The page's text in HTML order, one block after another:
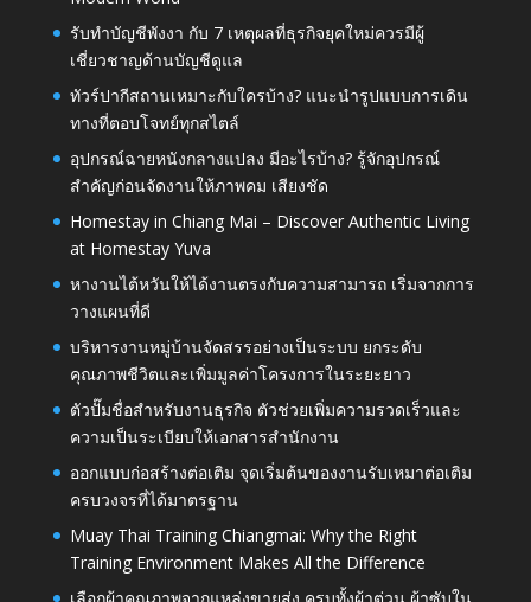
รับทำบัญชีพังงา กับ 7 เหตุผลที่ธุรกิจยุคใหม่ควรมีผู้
เชี่ยวชาญด้านบัญชีดูแล
ทัวร์ปากีสถานเหมาะกับใครบ้าง? แนะนำรูปแบบการเดิน
ทางที่ตอบโจทย์ทุกสไตล์
อุปกรณ์ฉายหนังกลางแปลง มีอะไรบ้าง? รู้จักอุปกรณ์
สำคัญก่อนจัดงานให้ภาพคม เสียงชัด
Homestay in Chiang Mai – Discover Authentic Living
at Homestay Yuva
หางานไต้หวันให้ได้งานตรงกับความสามารถ เริ่มจากการ
วางแผนที่ดี
บริหารงานหมู่บ้านจัดสรรอย่างเป็นระบบ ยกระดับ
คุณภาพชีวิตและเพิ่มมูลค่าโครงการในระยะยาว
ตัวปั๊มชื่อสำหรับงานธุรกิจ ตัวช่วยเพิ่มความรวดเร็วและ
ความเป็นระเบียบให้เอกสารสำนักงาน
ออกแบบก่อสร้างต่อเติม จุดเริ่มต้นของงานรับเหมาต่อเติม
ครบวงจรที่ได้มาตรฐาน
Muay Thai Training Chiangmai: Why the Right
Training Environment Makes All the Difference